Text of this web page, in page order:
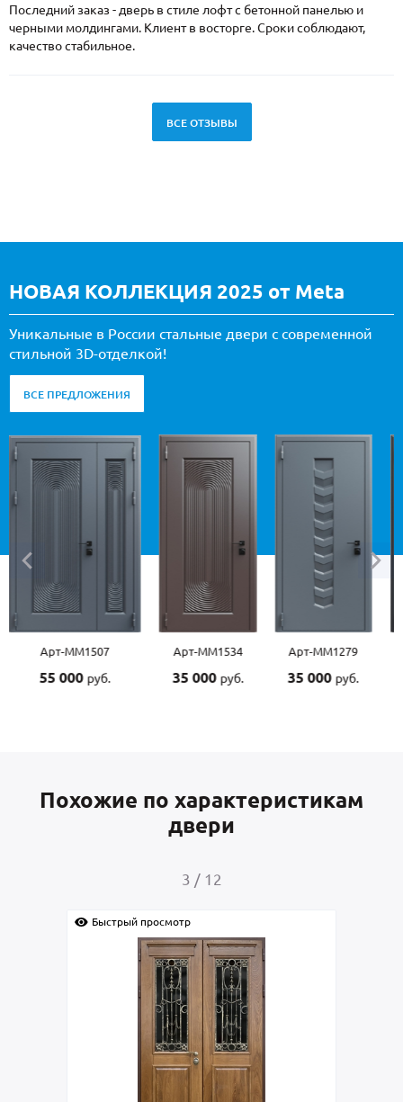
Последний заказ - дверь в стиле лофт с бетонной панелью и
черными молдингами. Клиент в восторге. Сроки соблюдают,
качество стабильное.
ВСЕ ОТЗЫВЫ
НОВАЯ КОЛЛЕКЦИЯ 2025 от Meta
Уникальные в России стальные двери с современной
стильной 3D-отделкой!
ВСЕ ПРЕДЛОЖЕНИЯ
Арт-ММ1534
35 000руб.
Арт-ММ1279
35 000руб.
Арт-ММ1570
45 000руб.
Похожие по характеристикам
двери
4 / 12
Быстрый просмотр